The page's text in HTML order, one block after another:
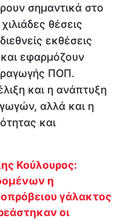
σημαντικά στο
θέσεις
εκθέσεις
εφαρμόζουν
ΠΟΠ.
και η ανάπτυξη
αλλά και η
και
Κούλουρος:
η
γάλακτος
οι